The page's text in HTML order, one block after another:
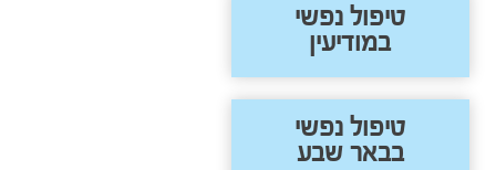
טיפול נפשי
במודיעין
טיפול נפשי
בבאר שבע